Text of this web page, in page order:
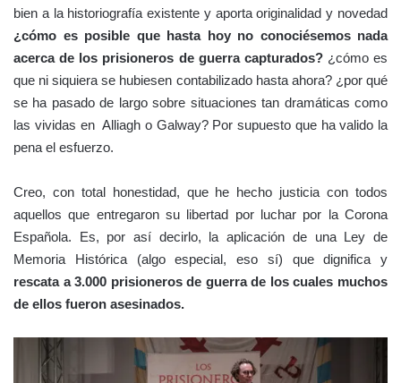
bien a la historiografía existente y aporta originalidad y novedad
¿cómo es posible que hasta hoy no conociésemos nada
acerca de los prisioneros de guerra capturados?¿cómo es
que ni siquiera se hubiesen contabilizado hasta ahora? ¿por qué
se ha pasado de largo sobre situaciones tan dramáticas como
las vividas en Alliagh o Galway? Por supuesto que ha valido la
pena el esfuerzo.
Creo, con total honestidad, que he hecho justicia con todos
aquellos que entregaron su libertad por luchar por la Corona
Española. Es, por así decirlo, la aplicación de una Ley de
Memoria Histórica (algo especial, eso sí) que dignifica y
rescata a 3.000 prisioneros de guerra de los cuales muchos
de ellos fueron asesinados.